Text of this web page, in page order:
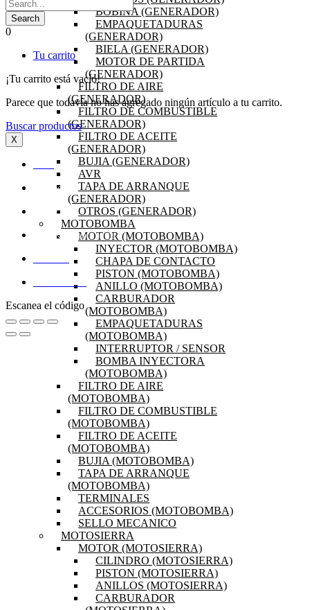
BOBINA (GENERADOR)
EMPAQUETADURAS
(GENERADOR)
BIELA (GENERADOR)
MOTOR DE PARTIDA
(GENERADOR)
FILTRO DE AIRE
(GENERADOR)
FILTRO DE COMBUSTIBLE
(GENERADOR)
FILTRO DE ACEITE
(GENERADOR)
BUJIA (GENERADOR)
AVR
TAPA DE ARRANQUE
(GENERADOR)
OTROS (GENERADOR)
MOTOBOMBA
MOTOR (MOTOBOMBA)
INYECTOR (MOTOBOMBA)
CHAPA DE CONTACTO
PISTON (MOTOBOMBA)
ANILLO (MOTOBOMBA)
CARBURADOR
(MOTOBOMBA)
EMPAQUETADURAS
(MOTOBOMBA)
INTERRUPTOR / SENSOR
BOMBA INYECTORA
(MOTOBOMBA)
FILTRO DE AIRE
(MOTOBOMBA)
FILTRO DE COMBUSTIBLE
(MOTOBOMBA)
FILTRO DE ACEITE
(MOTOBOMBA)
BUJIA (MOTOBOMBA)
TAPA DE ARRANQUE
(MOTOBOMBA)
TERMINALES
ACCESORIOS (MOTOBOMBA)
SELLO MECANICO
MOTOSIERRA
MOTOR (MOTOSIERRA)
CILINDRO (MOTOSIERRA)
PISTON (MOTOSIERRA)
ANILLOS (MOTOSIERRA)
CARBURADOR
0
Tu carrito
¡Tu carrito está vacío!
Parece que todavía no has agregado ningún artículo a tu carrito.
Buscar productos
X
OFERTAS
PRODUCTOS
PREGUNTAS FRECUENTES
Escanea el código